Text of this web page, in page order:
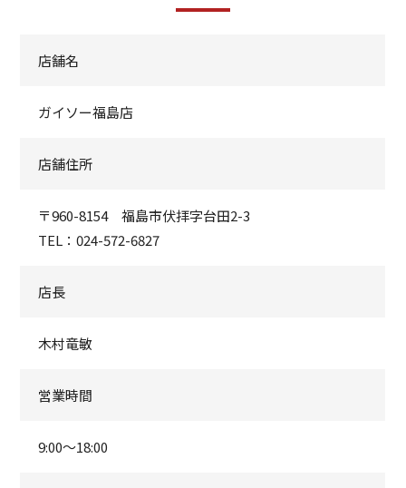
店舗名
ガイソー福島店
店舗住所
〒960-8154 福島市伏拝字台田2-3
TEL：024-572-6827
店長
木村竜敏
営業時間
9:00～18:00